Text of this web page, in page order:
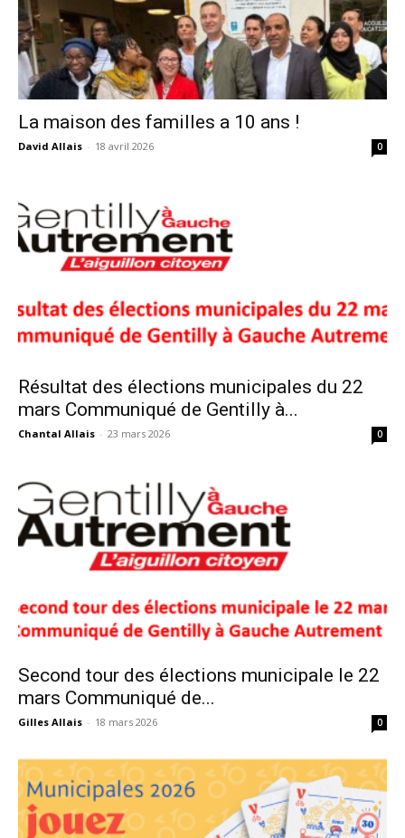
La maison des familles a 10 ans !
David Allais - 18 avril 2026 0
Résultat des élections municipales du 22
mars Communiqué de Gentilly à...
Chantal Allais - 23 mars 2026 0
Second tour des élections municipale le 22
mars Communiqué de...
Gilles Allais - 18 mars 2026 0